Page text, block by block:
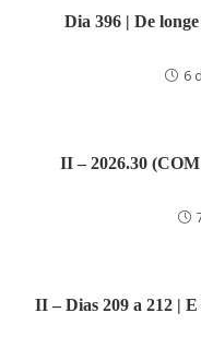
Dia 396 | De
6
II – 2026.30
II – Dias 209 a 212 |